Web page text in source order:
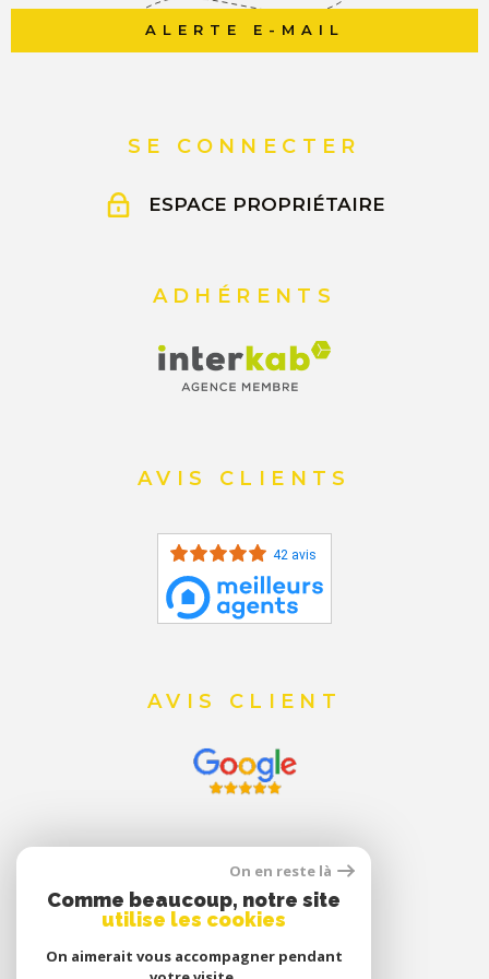
ALERTE E-MAIL
SE CONNECTER
ESPACE PROPRIÉTAIRE
ADHÉRENTS
AVIS CLIENTS
42 avis
AVIS CLIENT
On en reste là
Comme beaucoup, notre site
utilise les cookies
On aimerait vous accompagner pendant